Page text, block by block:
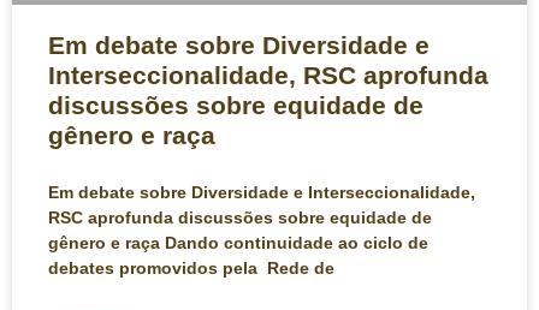
Em debate sobre Diversidade e
Interseccionalidade, RSC aprofunda
discussões sobre equidade de
gênero e raça
Em debate sobre Diversidade e Interseccionalidade,
RSC aprofunda discussões sobre equidade de
gênero e raça Dando continuidade ao ciclo de
debates promovidos pela Rede de